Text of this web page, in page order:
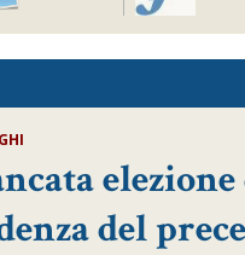
del